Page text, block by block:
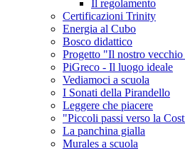
Il regolamento
Certificazioni Trinity
Energia al Cubo
Bosco didattico
Progetto "Il nostro
PiGreco - Il luogo ideale
Vediamoci a scuola
I Sonati della Pirandello
Leggere che piacere
"Piccoli passi verso la
La panchina gialla
Murales a scuola